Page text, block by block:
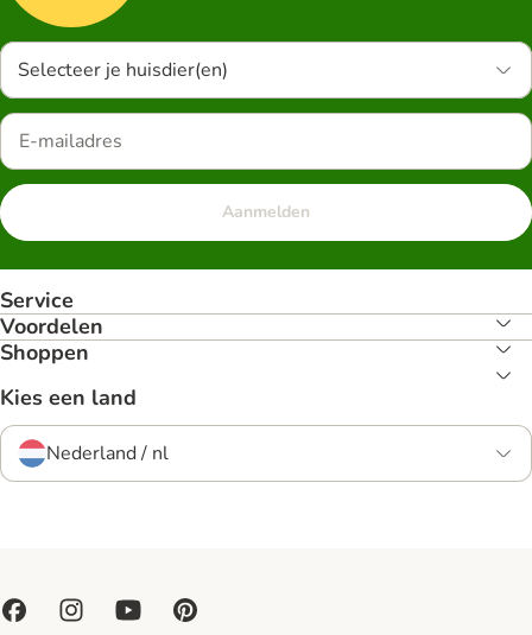
Selecteer je huisdier(en)
Aanmelden
Service
Voordelen
Shoppen
Kies een land
Nederland / nl